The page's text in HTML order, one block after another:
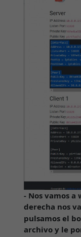
- Nos vamos a
derecha nos
pulsamos el
archivo y le